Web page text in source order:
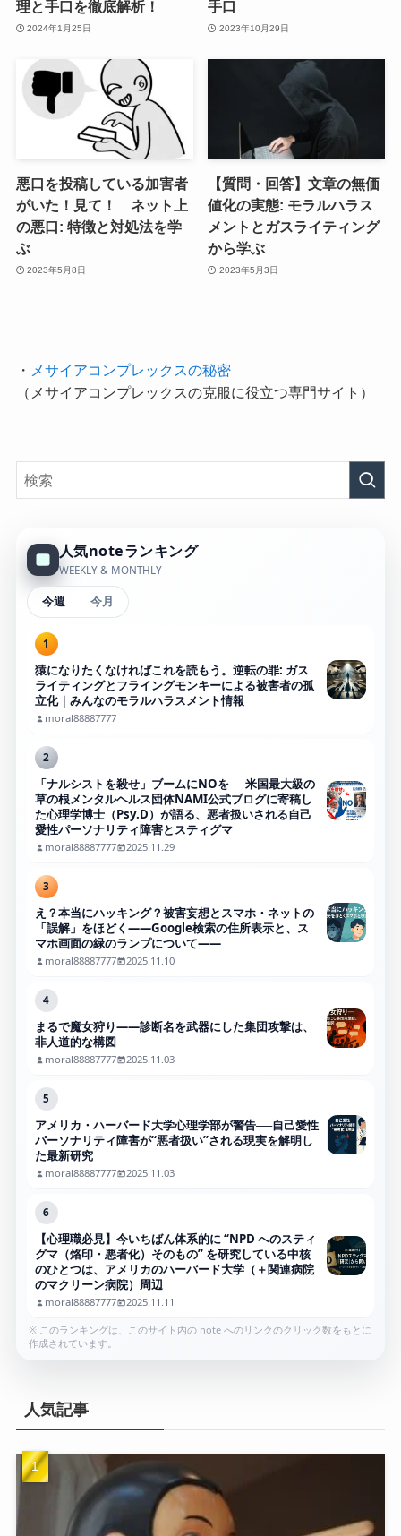
理と手口を徹底解析！
2024年1月25日
手口
2023年10月29日
悪口を投稿している加害者
がいた！見て！ ネット上
の悪口: 特徴と対処法を学
ぶ
2023年5月8日
【質問・回答】文章の無価
値化の実態: モラルハラス
メントとガスライティング
から学ぶ
2023年5月3日
・
メサイアコンプレックスの秘密
（メサイアコンプレックスの克服に役立つ専門サイト）
人気noteランキング
WEEKLY & MONTHLY
今週 今月
1
猿になりたくなければこれを読もう。逆転の罪: ガス
ライティングとフライングモンキーによる被害者の孤
立化｜みんなのモラルハラスメント情報
moral88887777
2
「ナルシストを殺せ」ブームにNOを──米国最大級の
草の根メンタルヘルス団体NAMI公式ブログに寄稿し
た心理学博士（Psy.D）が語る、悪者扱いされる自己
愛性パーソナリティ障害とスティグマ
moral88887777 2025.11.29
3
え？本当にハッキング？被害妄想とスマホ・ネットの
「誤解」をほどく――Google検索の住所表示と、ス
マホ画面の緑のランプについて――
moral88887777 2025.11.10
4
まるで魔女狩り——診断名を武器にした集団攻撃は、
非人道的な構図
moral88887777 2025.11.03
5
アメリカ・ハーバード大学心理学部が警告──自己愛性
パーソナリティ障害が“悪者扱い”される現実を解明し
た最新研究
moral88887777 2025.11.03
6
【心理職必見】今いちばん体系的に “NPD へのスティ
グマ（烙印・悪者化）そのもの” を研究している中核
のひとつは、アメリカのハーバード大学（＋関連病院
のマクリーン病院）周辺
moral88887777 2025.11.11
※ このランキングは、このサイト内の note へのリンクのクリック数をもとに
作成されています。
人気記事